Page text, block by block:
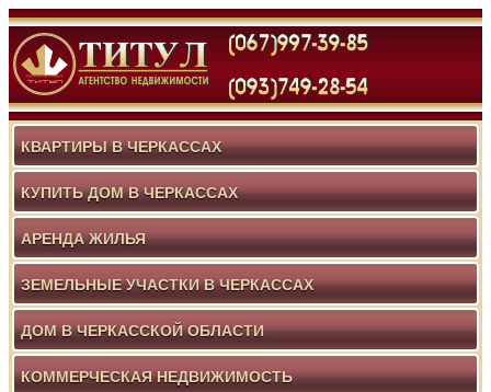
КВАРТИРЫ В ЧЕРКАССАХ
КУПИТЬ ДОМ В ЧЕРКАССАХ
АРЕНДА ЖИЛЬЯ
ЗЕМЕЛЬНЫЕ УЧАСТКИ В ЧЕРКАССАХ
ДОМ В ЧЕРКАССКОЙ ОБЛАСТИ
КОММЕРЧЕСКАЯ НЕДВИЖИМОСТЬ